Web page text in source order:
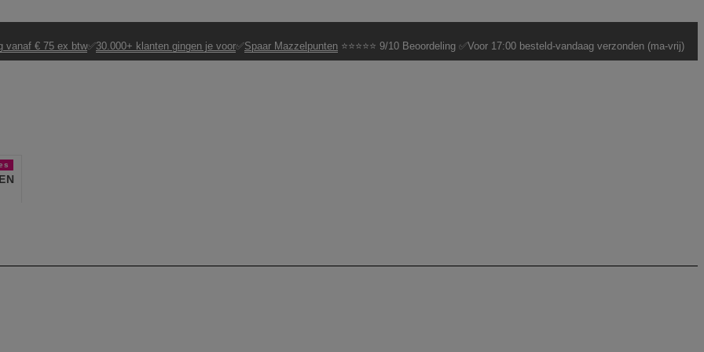
vanaf € 75 ex btw✅30.000+ klanten gingen je voor✅Spaar Mazzelpunten ⭐⭐⭐⭐⭐ 9/10 Beoordeling ✅Voor 17:00 besteld-vandaag verzonden (ma-vrij)